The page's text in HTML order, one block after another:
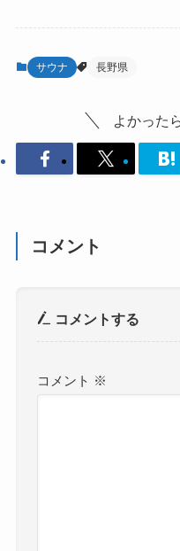
サウナ 長野県
よかった
コメント
コメントする
コメント ※